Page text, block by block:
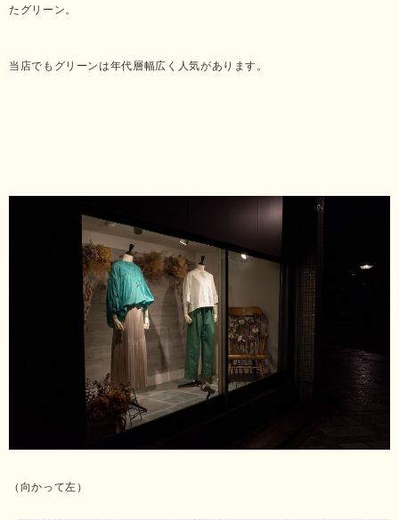
たグリーン。
当店でもグリーンは年代層幅広く人気があります。
（向かって左）